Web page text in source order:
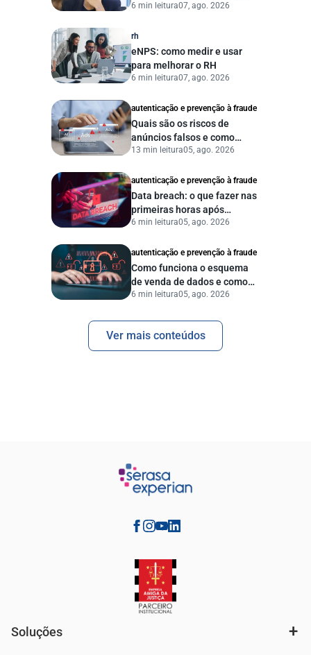
uma gestão pública mais
6 min leitura07, ago. 2026
rh
eNPS: como medir e usar
para melhorar o RH
6 min leitura07, ago. 2026
autenticação e prevenção à fraude
Quais são os riscos de
anúncios falsos e como
proteger seu negócio?
13 min leitura05, ago. 2026
autenticação e prevenção à fraude
Data breach: o que fazer nas
primeiras horas após
vazamento de dados?
6 min leitura05, ago. 2026
autenticação e prevenção à fraude
Como funciona o esquema
de venda de dados e como
proteger sua empresa?
6 min leitura05, ago. 2026
Ver mais conteúdos
Soluções